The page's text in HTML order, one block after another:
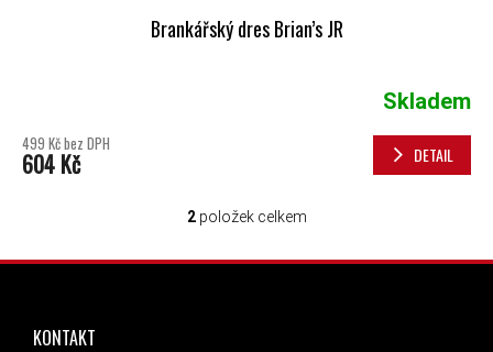
Brankářský dres Brian’s JR
Skladem
499 Kč bez DPH
604 Kč DETAIL
OVLÁDACÍ PRVKY VÝPISU
2položek celkem
ZÁPATÍ
KONTAKT